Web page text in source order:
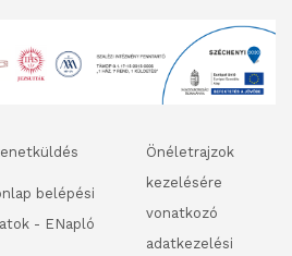
belépési
- ENapló
Önéletrajzok
kezelésére
vonatkozó
adatkezelési